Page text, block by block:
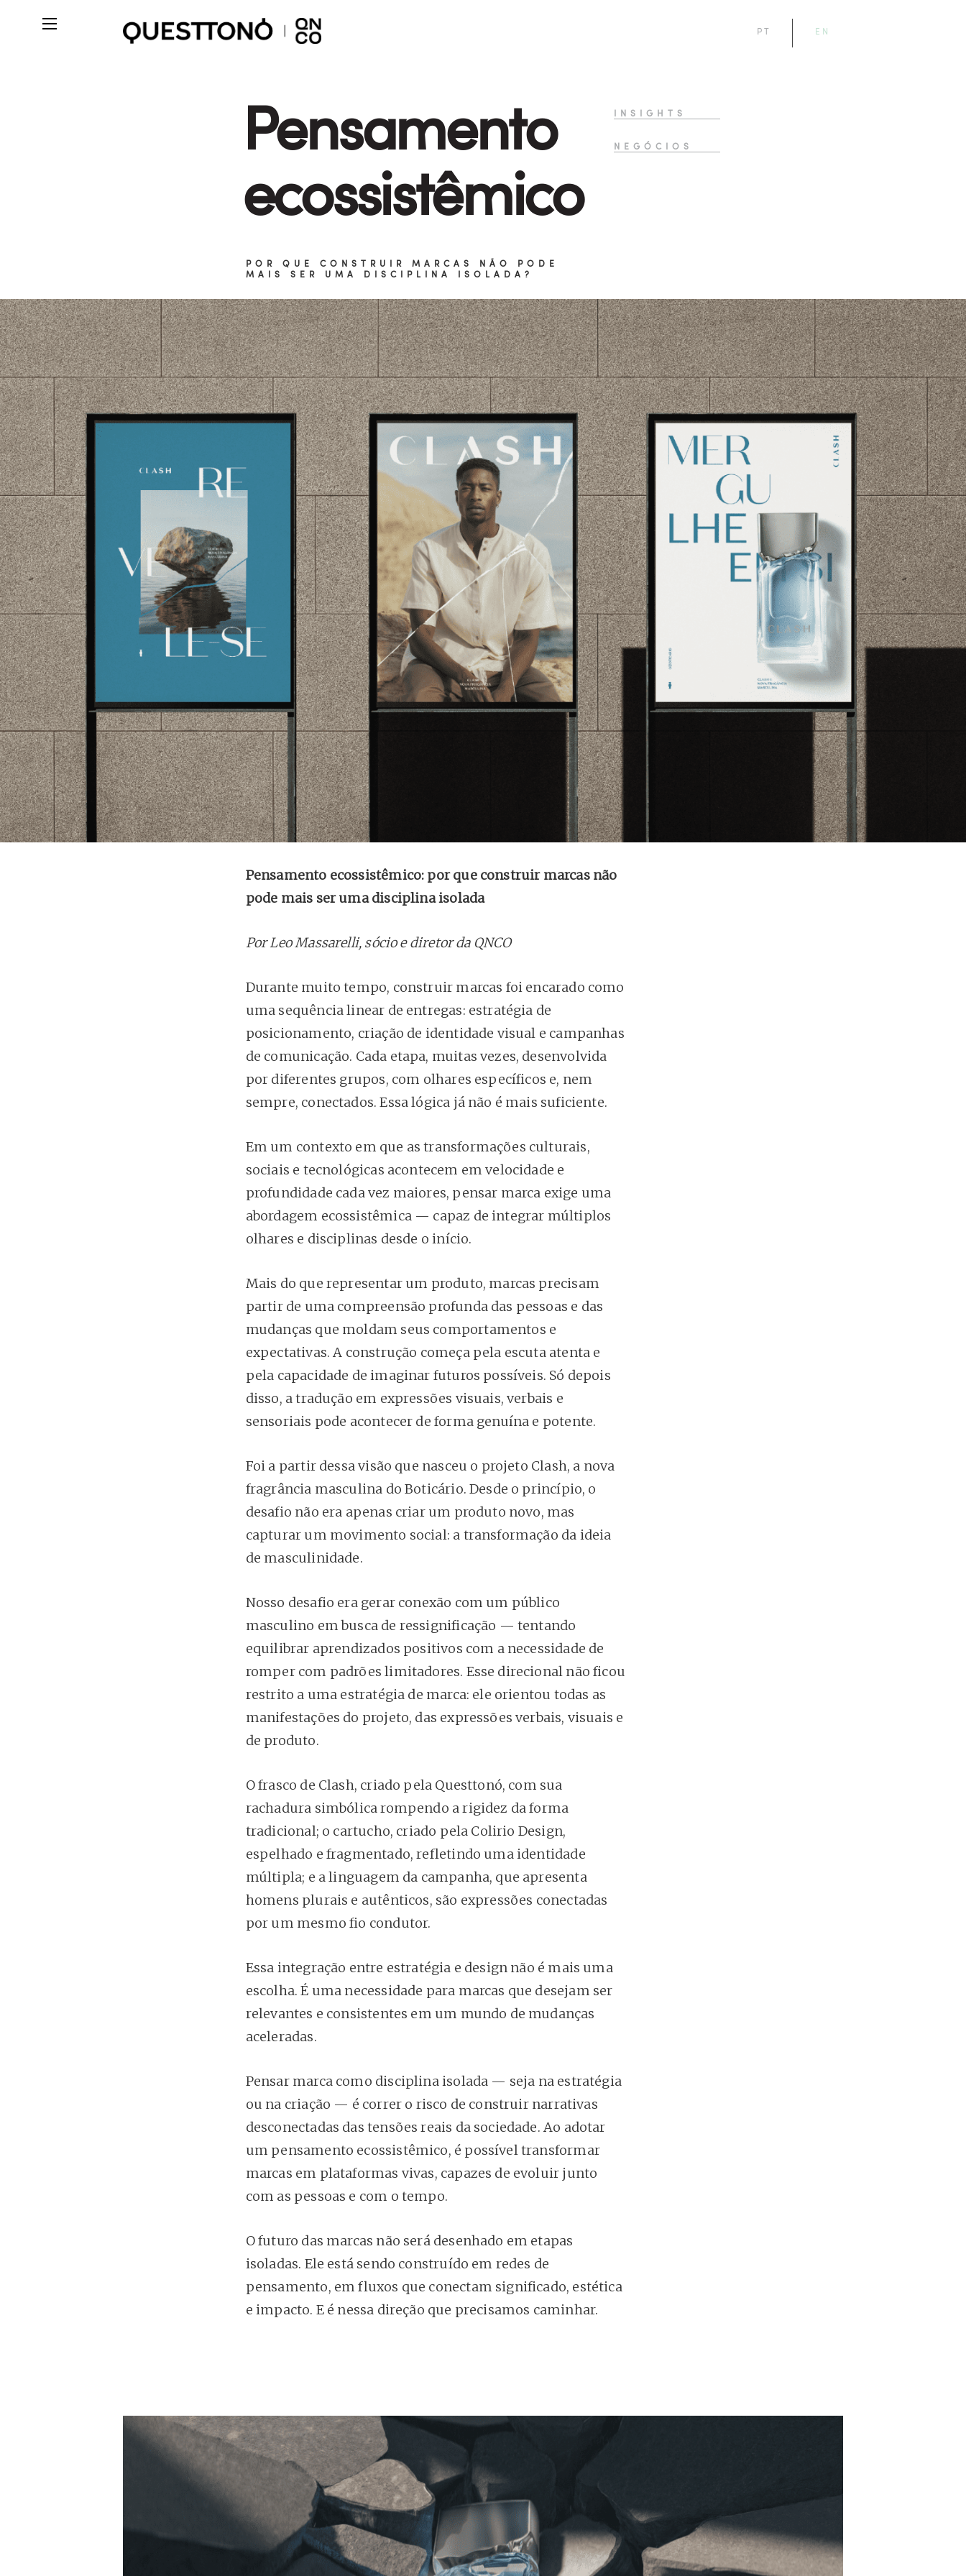
PT EN
Pensamento
ecossistêmico
POR QUE CONSTRUIR MARCAS NÃO PODE
MAIS SER UMA DISCIPLINA ISOLADA?
INSIGHTS
NEGÓCIOS
Pensamento ecossistêmico: por que construir marcas não
pode mais ser uma disciplina isolada
Por Leo Massarelli, sócio e diretor da QNCO
Durante muito tempo, construir marcas foi encarado como
uma sequência linear de entregas: estratégia de
posicionamento, criação de identidade visual e campanhas
de comunicação. Cada etapa, muitas vezes, desenvolvida
por diferentes grupos, com olhares específicos e, nem
sempre, conectados. Essa lógica já não é mais suficiente.
Em um contexto em que as transformações culturais,
sociais e tecnológicas acontecem em velocidade e
profundidade cada vez maiores, pensar marca exige uma
abordagem ecossistêmica — capaz de integrar múltiplos
olhares e disciplinas desde o início.
Mais do que representar um produto, marcas precisam
partir de uma compreensão profunda das pessoas e das
mudanças que moldam seus comportamentos e
expectativas. A construção começa pela escuta atenta e
pela capacidade de imaginar futuros possíveis. Só depois
disso, a tradução em expressões visuais, verbais e
sensoriais pode acontecer de forma genuína e potente.
Foi a partir dessa visão que nasceu o projeto Clash, a nova
fragrância masculina do Boticário. Desde o princípio, o
desafio não era apenas criar um produto novo, mas
capturar um movimento social: a transformação da ideia
de masculinidade.
Nosso desafio era gerar conexão com um público
masculino em busca de ressignificação — tentando
equilibrar aprendizados positivos com a necessidade de
romper com padrões limitadores. Esse direcional não ficou
restrito a uma estratégia de marca: ele orientou todas as
manifestações do projeto, das expressões verbais, visuais e
de produto.
O frasco de Clash, criado pela Questtonó, com sua
rachadura simbólica rompendo a rigidez da forma
tradicional; o cartucho, criado pela Colirio Design,
espelhado e fragmentado, refletindo uma identidade
múltipla; e a linguagem da campanha, que apresenta
homens plurais e autênticos, são expressões conectadas
por um mesmo fio condutor.
Essa integração entre estratégia e design não é mais uma
escolha. É uma necessidade para marcas que desejam ser
relevantes e consistentes em um mundo de mudanças
aceleradas.
Pensar marca como disciplina isolada — seja na estratégia
ou na criação — é correr o risco de construir narrativas
desconectadas das tensões reais da sociedade. Ao adotar
um pensamento ecossistêmico, é possível transformar
marcas em plataformas vivas, capazes de evoluir junto
com as pessoas e com o tempo.
O futuro das marcas não será desenhado em etapas
isoladas. Ele está sendo construído em redes de
pensamento, em fluxos que conectam significado, estética
e impacto. E é nessa direção que precisamos caminhar.